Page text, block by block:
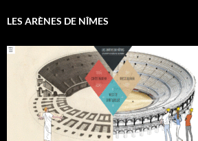
LES ARÈNES DE NÎMES